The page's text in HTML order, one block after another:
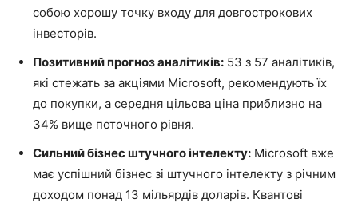
собою хорошу точку входу для довгострокових
інвесторів.
Позитивний прогноз аналітиків: 53 з 57 аналітиків,
які стежать за акціями Microsoft, рекомендують їх
до покупки, а середня цільова ціна приблизно на
34% вище поточного рівня.
Сильний бізнес штучного інтелекту: Microsoft вже
має успішний бізнес зі штучного інтелекту з річним
доходом понад 13 мільярдів доларів. Квантові